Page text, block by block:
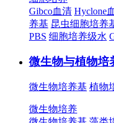
Gibco血清 Hyclone
养基 昆虫细胞培养
PBS 细胞培养级水
微生物与植物培
微生物培养基 植物
微生物培养